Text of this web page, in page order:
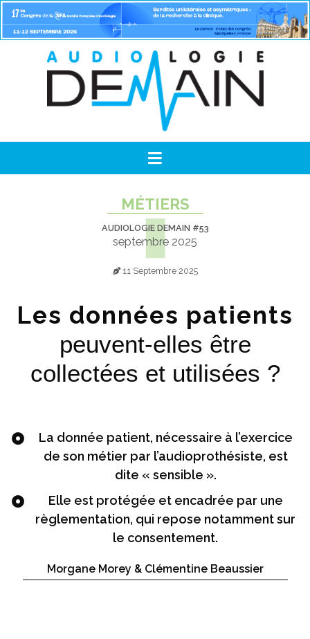
MÉTIERS
AUDIOLOGIE DEMAIN #53
septembre 2025
11 Septembre 2025
Les données patients
peuvent-elles être
collectées et utilisées ?
La donnée patient, nécessaire à l’exercice
de son métier par l’audioprothésiste, est
dite « sensible ».
Elle est protégée et encadrée par une
règlementation, qui repose notamment sur
le consentement.
Morgane Morey & Clémentine Beaussier